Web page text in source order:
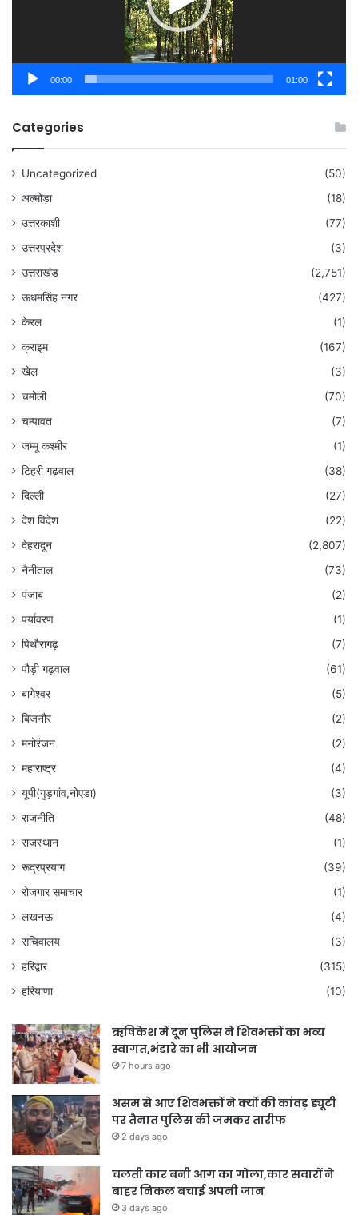
00:00 01:00
Categories
Uncategorized
(50)
अल्मोड़ा
(18)
उत्तरकाशी
(77)
उत्तरप्रदेश
(3)
उत्तराखंड
(2,751)
ऊधमसिंह नगर
(427)
केरल
(1)
क्राइम
(167)
खेल
(3)
चमोली
(70)
चम्पावत
(7)
जम्मू कश्मीर
(1)
टिहरी गढ़वाल
(38)
दिल्ली
(27)
देश विदेश
(22)
देहरादून
(2,807)
नैनीताल
(73)
पंजाब
(2)
पर्यावरण
(1)
पिथौरागढ़
(7)
पौड़ी गढ़वाल
(61)
बागेश्वर
(5)
बिजनौर
(2)
मनोरंजन
(2)
महाराष्ट्र
(4)
यूपी(गुड़गांव,नोएडा)
(3)
राजनीति
(48)
राजस्थान
(1)
रूद्रप्रयाग
(39)
रोजगार समाचार
(1)
लखनऊ
(4)
सचिवालय
(3)
हरिद्वार
(315)
हरियाणा
(10)
ऋषिकेश में दून पुलिस ने शिवभक्तों का भव्य
स्वागत,भंडारे का भी आयोजन
7 hours ago
असम से आए शिवभक्तों ने क्यों की कांवड़ ड्यूटी
पर तैनात पुलिस की जमकर तारीफ
2 days ago
चलती कार बनी आग का गोला,कार सवारों ने
बाहर निकल बचाई अपनी जान
3 days ago